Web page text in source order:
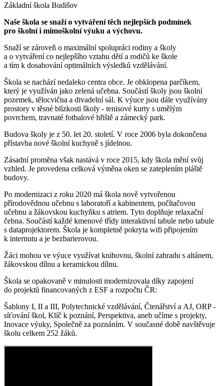
Základní škola Budišov
Naše škola se snaží o vytváření těch nejlepších podmínek
pro školní i mimoškolní výuku a výchovu.
Snaží se zároveň o maximální spolupráci rodiny a školy
a o vytváření co nejlepšího vztahu dětí a rodičů ke škole
a tím k dosahování optimálních výsledků vzdělávání.
Škola se nachází nedaleko centra obce. Je obklopena parčíkem,
který je využíván jako zelená učebna. Součástí školy jsou školní
pozemek, tělocvična a divadelní sál. K výuce jsou dále využívány
prostory v těsné blízkosti školy - tenisové kurty s umělým
povrchem, travnaté fotbalové hřiště a zámecký park.
Budova školy je z 50. let 20. století. V roce 2006 byla dokončena
přístavba nové školní kuchyně s jídelnou.
Zásadní proměna však nastává v roce 2015, kdy škola mění svůj
vzhled. Je provedena celková výměna oken se zateplením pláště
budovy.
Po modernizaci z roku 2020 má škola nově vytvořenou
přírodovědnou učebnu s laboratoří a kabinentem, počítačovou
učebnu a žákovskou kuchyňku s atriem. Tyto doplňuje relaxační
čebna. Součástí každé kmenové třídy interaktivní tabule nebo tabule
s dataprojektorem. Škola je kompletně pokryta wifi připojením
k internutu a je bezbarierovou.
Žáci mohou ve výuce využívat knihovnu, školní zahradu s altánem,
žákovskou dílnu a keramickou dílnu.
Škola se opakovaně v minulosti modernizovala díky zapojení
do projektů financovaných z ESF a rozpočtu ČR:
Šablony I, II a III, Polytechnické vzdělávání, Čtenářství a AJ, ORP -
síťování škol, Klíč k poznání, Perspektiva, aneb učíme s projekty,
Inovace výuky, Společně za poznáním. V současné době navštěvuje
školu celkem 252 žáků.